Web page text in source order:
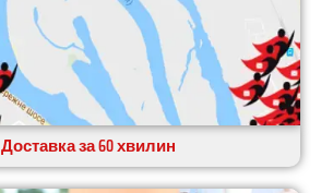
Доставка за 60 хвилин